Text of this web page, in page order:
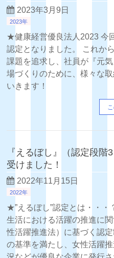
2023年3月9日
2023年
★健康経営優良法人2023 今
認定となりました。 これか
課題を追求し、社員が『元
場づくりのために、様々な
いきます！
『えるぼし』（認定段階
受けました！
2022年11月15日
2022年
★”えるぼし”認定とは・・・
生活における活躍の推進に
性活躍推進法）に基づく認
の基準を満たし、女性活躍